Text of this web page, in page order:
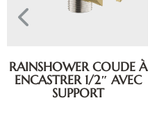
RAINSHOWER COUDE À
ENCASTRER 1/2″ AVEC
SUPPORT